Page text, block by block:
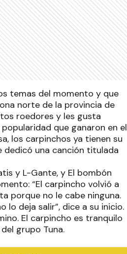
temas del momento y que
norte de la provincia de
roedores y les gusta
que ganaron en el
los carpinchos ya tienen su
dedicó una canción titulada
y L-Gante, y El bombón
“El carpincho volvió a
porque no le cabe ninguna.
lo deja salir”, dice a su inicio.
El carpincho es tranquilo
grupo Tuna.